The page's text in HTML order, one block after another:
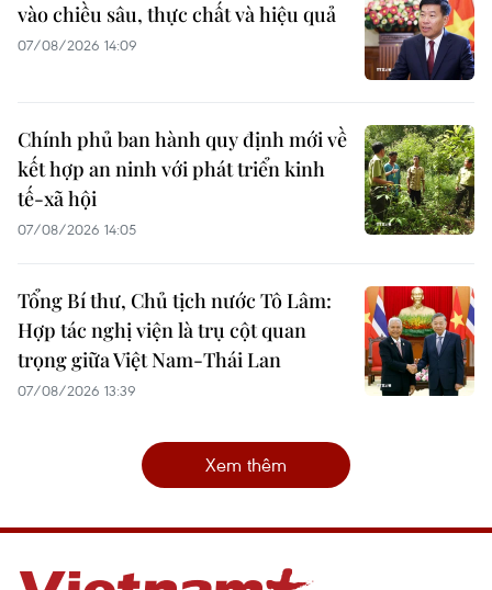
vào chiều sâu, thực chất và hiệu quả
07/08/2026 14:09
Chính phủ ban hành quy định mới về
kết hợp an ninh với phát triển kinh
tế-xã hội
07/08/2026 14:05
Tổng Bí thư, Chủ tịch nước Tô Lâm:
Hợp tác nghị viện là trụ cột quan
trọng giữa Việt Nam-Thái Lan
07/08/2026 13:39
Xem thêm